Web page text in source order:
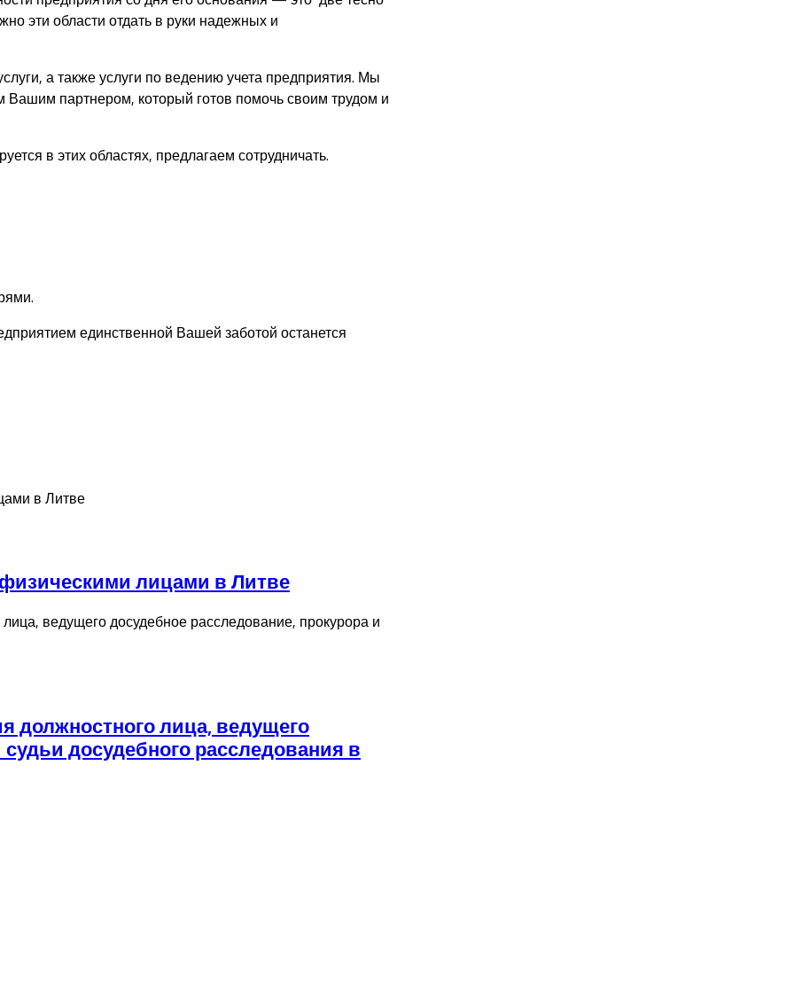
эти области отдать в руки надежных и
а также услуги по ведению учета предприятия. Мы
партнером, который готов помочь своим трудом и
в этих областях, предлагаем сотрудничать.
единственной Вашей заботой останется
лицами в Литве
должностного лица, ведущего
досудебного расследования в